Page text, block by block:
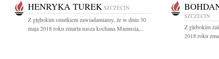
HENRYKA TUREK SZCZECIN
Z głębokim smutkiem zawiadamiamy, że w dniu 30
maja 2018 roku zmarła nasza kochana Mamusia,...
SZCZECIN
Z głebokim
2018 roku